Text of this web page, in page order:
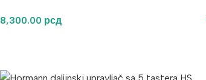
8,300.00 рсд